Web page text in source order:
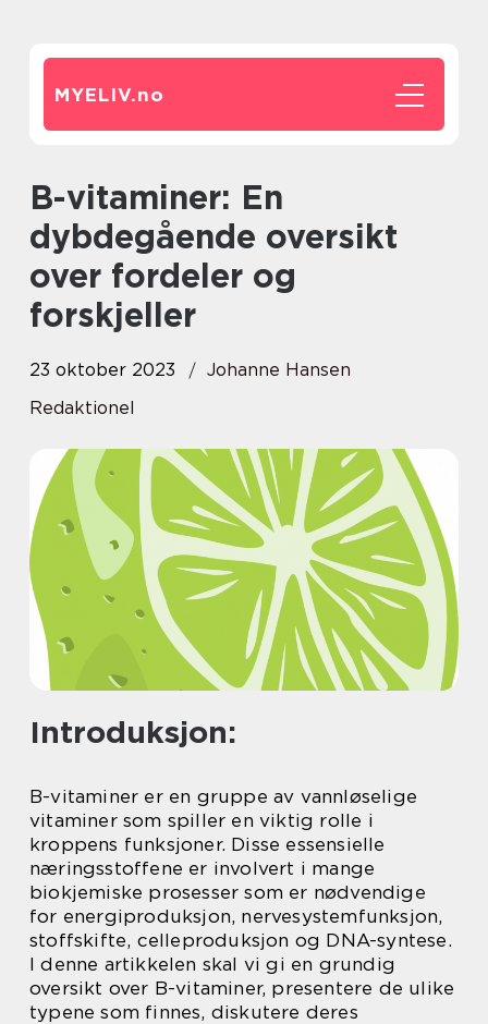
MYELIV.no
B-vitaminer: En
dybdegående oversikt
over fordeler og
forskjeller
23 oktober 2023
Johanne Hansen
Redaktionel
Introduksjon:
B-vitaminer er en gruppe av vannløselige
vitaminer som spiller en viktig rolle i
kroppens funksjoner. Disse essensielle
næringsstoffene er involvert i mange
biokjemiske prosesser som er nødvendige
for energiproduksjon, nervesystemfunksjon,
stoffskifte, celleproduksjon og DNA-syntese.
I denne artikkelen skal vi gi en grundig
oversikt over B-vitaminer, presentere de ulike
typene som finnes, diskutere deres